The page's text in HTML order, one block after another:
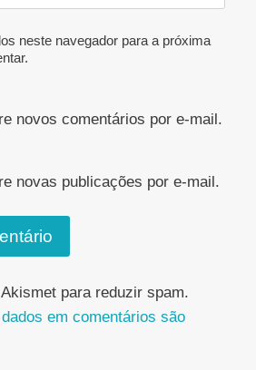
neste navegador para a próxima
novos comentários por e-mail.
novas publicações por e-mail.
para reduzir spam.
em comentários são